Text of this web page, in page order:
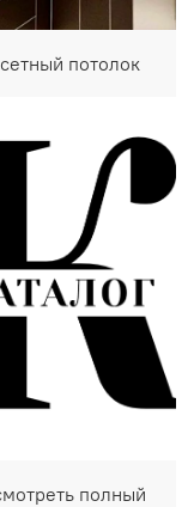
потолок
полный